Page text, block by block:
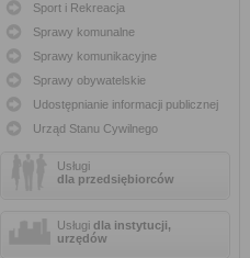
Sport i Rekreacja
Sprawy komunalne
Sprawy komunikacyjne
Sprawy obywatelskie
Udostępnianie informacji publicznej
Urząd Stanu Cywilnego
Usługi
dla przedsiębiorców
Usługi dla instytucji,
urzędów